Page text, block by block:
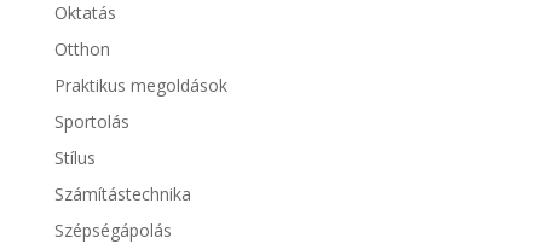
Oktatás
Otthon
Praktikus megoldások
Sportolás
Stílus
Számítástechnika
Szépségápolás